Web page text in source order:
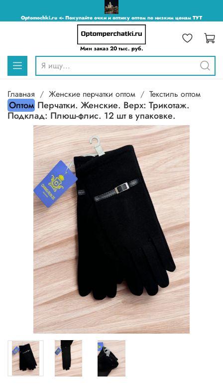
Optomochki.ru <-- Покупайте очки и оптику оптом по низким ценам ТУТ
Мин заказ 20 тыс. руб.
Главная Женские перчатки оптом Текстиль оптом
Оптом Перчатки. Женские. Верх: Трикотаж.
Подклад: Плюш-флис. 12 шт в упаковке.